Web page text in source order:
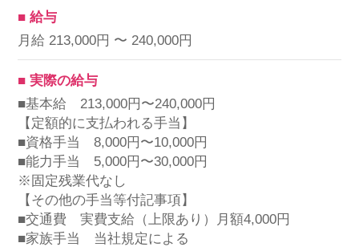
■ 給与
月給 213,000円 〜 240,000円
■ 実際の給与
■基本給 213,000円〜240,000円
【定額的に支払われる手当】
■資格手当 8,000円〜10,000円
■能力手当 5,000円〜30,000円
※固定残業代なし
【その他の手当等付記事項】
■交通費 実費支給（上限あり）月額4,000円
■家族手当 当社規定による